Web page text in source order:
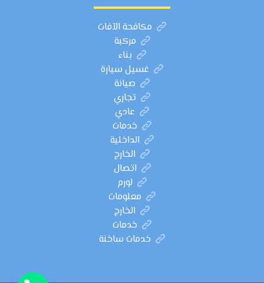
مكافحة الآفات
مركبة
بناء
غسيل سيارة
صيانة
تجاري
عادي
خدمات
الداخلية
الخارج
اتصال
لورم
معلومات
الخارج
خدمات
خدمات ساخنة